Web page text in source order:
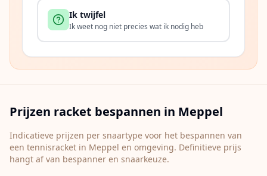
Ik twijfel
Ik weet nog niet precies wat ik nodig heb
Prijzen racket bespannen in Meppel
Indicatieve prijzen per snaartype voor het bespannen van
een tennisracket in Meppel en omgeving. Definitieve prijs
hangt af van bespanner en snaarkeuze.